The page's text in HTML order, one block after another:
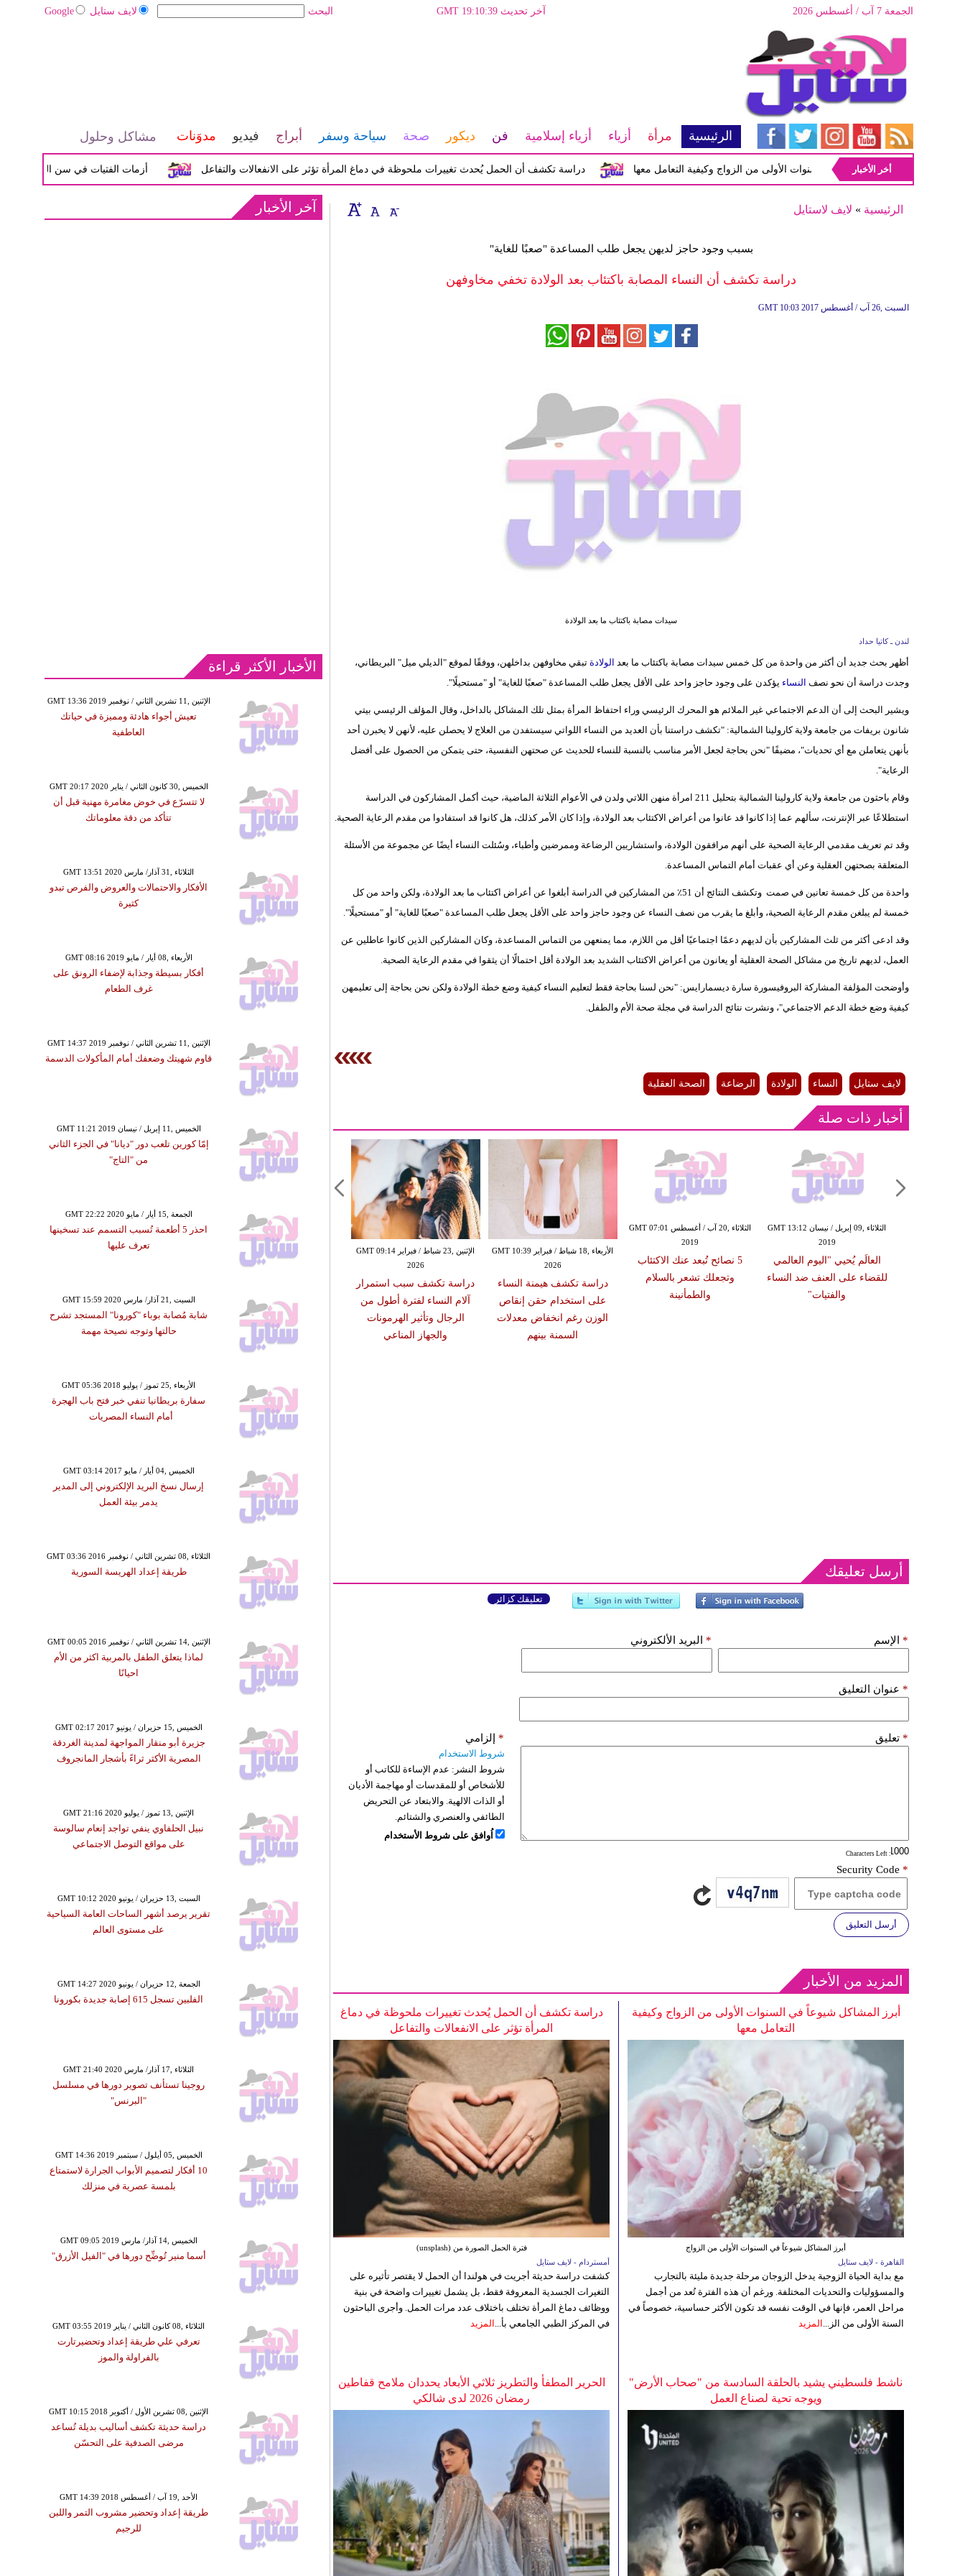
لايف ستايل Google البحث آخر تحديث GMT 19:10:39 الجمعة 7 آب / أغسطس 2026
الرئيسية مرأة أزياء أزياء إسلامية فن ديكور صحة سياحة وسفر أبراج فيديو مدوَنات مشاكل وحلول
أزمات الفتيات في سن المراهقة بين دراسة تكشف أن الحمل يُحدث تغييرات ملحوظة في دماغ المرأة تؤثر على الانفعالات والتفاعل أبرز المشاكل شيوعاً في السنوات الأولى من الزواج وكيفية التعامل معها
أخر الأخبار
الرئيسية » لايف لاستايل
بسبب وجود حاجز لديهن يجعل طلب المساعدة "صعبًا للغاية"
دراسة تكشف أن النساء المصابة باكتئاب بعد الولادة تخفي مخاوفهن
GMT 10:03 2017 السبت ,26 آب / أغسطس
سيدات مصابة باكتئاب ما بعد الولادة
لندن ـ كاتيا حداد
أظهر بحث جديد أن أكثر من واحدة من كل خمس سيدات مصابة باكتئاب ما بعد الولادة تبقي مخاوفهن بداخلهن، ووفقًا لموقع "الديلي ميل" البريطاني،
وجدت دراسة أن نحو نصف النساء يؤكدن على وجود حاجز واحد على الأقل يجعل طلب المساعدة "صعبًا للغاية" أو "مستحيلًا".
ويشير البحث إلى أن الدعم الاجتماعي غير الملائم هو المحرك الرئيسي وراء احتفاظ المرأة بمثل تلك المشاكل بالداخل، وقال المؤلف الرئيسي بيتي
شانون بريفات من جامعة ولاية كارولينا الشمالية: "تكشف دراستنا بأن العديد من النساء اللواتي سيستفدن من العلاج لا يحصلن عليه، لأنهن لا يخبرن أحد
بأنهن يتعاملن مع أي تحديات"، مضيفًا "نحن بحاجة لجعل الأمر مناسب بالنسبة للنساء للحديث عن صحتهن النفسية، حتى يتمكن من الحصول على أفضل
الرعاية".
وقام باحثون من جامعة ولاية كارولينا الشمالية بتحليل 211 امرأة منهن اللاتي ولدن في الأعوام الثلاثة الماضية، حيث أكمل المشاركون في الدراسة
استطلاعًا عبر الإنترنت، سألهم عما إذا كانوا قد عانوا من أعراض الاكتئاب بعد الولادة، وإذا كان الأمر كذلك، هل كانوا قد استفادوا من مقدم الرعاية الصحية.
وقد تم تعريف مقدمي الرعاية الصحية على أنهم مرافقون الولادة، واستشاريين الرضاعة وممرضين وأطباء، وسُئلت النساء أيضًا عن مجموعة من الأسئلة
المتعلقة بصحتهن العقلية وعن أي عقبات أمام التماس المساعدة.
واحدة من كل خمسة تعانين في صمت وتكشف النتائج أن 51٪ من المشاركين في الدراسة أبلغوا عن أعراض اكتئاب ما بعد الولادة، ولكن واحد من كل
خمسة لم يبلغن مقدم الرعاية الصحية، وأبلغ ما يقرب من نصف النساء عن وجود حاجز واحد على الأقل يجعل طلب المساعدة "صعبًا للغاية" أو "مستحيلًا".
وقد ادعى أكثر من ثلث المشاركين بأن لديهم دعمًا اجتماعيًا أقل من اللازم، مما يمنعهن من التماس المساعدة، وكان المشاركين الذين كانوا عاطلين عن
العمل، لديهم تاريخ من مشاكل الصحة العقلية أو يعانون من أعراض الاكتئاب الشديد بعد الولادة أقل احتمالًا أن يثقوا في مقدم الرعاية الصحية.
وأوضحت المؤلفة المشاركة البروفيسورة سارة ديسمارايس: "نحن لسنا بحاجة فقط لتعليم النساء كيفية وضع خطة الولادة ولكن نحن بحاجة إلى تعليمهن
كيفية وضع خطة الدعم الاجتماعي"، ونشرت نتائج الدراسة في مجلة صحة الأم والطفل.
لايف ستايل النساء الولادة الرضاعة الصحة العقلية
أخبار ذات صلة
الإثنين ,23 شباط / فبراير GMT 09:14
2026
دراسة تكشف سبب استمرار
آلام النساء لفترة أطول من
الرجال وتأثير الهرمونات
والجهاز المناعي
الأربعاء ,18 شباط / فبراير GMT 10:39
2026
دراسة تكشف هيمنة النساء
على استخدام حقن إنقاص
الوزن رغم انخفاض معدلات
السمنة بينهم
الثلاثاء ,20 آب / أغسطس GMT 07:01
2019
5 نصائح تُبعد عنك الاكتئاب
وتجعلك تشعر بالسلام
والطمأنينة
الثلاثاء ,09 إبريل / نيسان GMT 13:12
2019
العالَم يُحيي "اليوم العالمي
للقضاء على العنف ضد النساء
والفتيات"
أرسل تعليقك
تعليقك كزائر
الإسم * البريد الألكتروني *
عنوان التعليق *
تعليق *
: Characters Left
إلزامي *
شروط الاستخدام
شروط النشر: عدم الإساءة للكاتب أو
للأشخاص أو للمقدسات أو مهاجمة الأديان
أو الذات الالهية. والابتعاد عن التحريض
الطائفي والعنصري والشتائم.
اُوافق على شروط الأستخدام
Security Code *
أرسل التعليق
المزيد من الأخبار
دراسة تكشف أن الحمل يُحدث تغييرات ملحوظة في دماغ
المرأة تؤثر على الانفعالات والتفاعل
فترة الحمل الصورة من (unsplash)
أمستردام - لايف ستايل
كشفت دراسة حديثة أجريت في هولندا أن الحمل لا يقتصر تأثيره على
التغيرات الجسدية المعروفة فقط، بل يشمل تغييرات واضحة في بنية
ووظائف دماغ المرأة تختلف باختلاف عدد مرات الحمل. وأجرى الباحثون
في المركز الطبي الجامعي بأ... المزيد
أبرز المشاكل شيوعاً في السنوات الأولى من الزواج وكيفية
التعامل معها
أبرز المشاكل شيوعاً في السنوات الأولى من الزواج
القاهرة - لايف ستايل
مع بداية الحياة الزوجية يدخل الزوجان مرحلة جديدة مليئة بالتجارب
والمسؤوليات والتحديات المختلفة. ورغم أن هذه الفترة تُعد من أجمل
مراحل العمر، فإنها في الوقت نفسه قد تكون الأكثر حساسية، خصوصاً في
السنة الأولى من الز... المزيد
الحرير المطفأ والتطريز ثلاثي الأبعاد يحددان ملامح قفاطين
رمضان 2026 لدى شالكي
ناشط فلسطيني يشيد بالحلقة السادسة من "صحاب الأرض"
ويوجه تحية لصناع العمل
آخر الأخبار
الأخبار الأكثر قراءة
GMT 13:36 2019 الإثنين ,11 تشرين الثاني / نوفمبر
تعيش أجواء هادئة ومميزة في حياتك
العاطفية
GMT 20:17 2020 الخميس ,30 كانون الثاني / يناير
لا تتسرّع في خوض مغامرة مهنية قبل أن
تتأكد من دقة معلوماتك
GMT 13:51 2020 الثلاثاء ,31 آذار/ مارس
الأفكار والاحتمالات والعروض والفرص تبدو
كثيرة
GMT 08:16 2019 الأربعاء ,08 أيار / مايو
أفكار بسيطة وجذابة لإضفاء الرونق على
غرف الطعام
GMT 14:37 2019 الإثنين ,11 تشرين الثاني / نوفمبر
قاوم شهيتك وضعفك أمام المأكولات الدسمة
GMT 11:21 2019 الخميس ,11 إبريل / نيسان
إمّا كورين تلعب دور "ديانا" في الجزء الثاني
من "التاج"
GMT 22:22 2020 الجمعة ,15 أيار / مايو
احذر 5 أطعمة تُسبب التسمم عند تسخينها
تعرف عليها
GMT 15:59 2020 السبت ,21 آذار/ مارس
شابة مُصابة بوباء "كورونا" المستجد تشرح
حالتها وتوجه نصيحة مهمة
GMT 05:36 2018 الأربعاء ,25 تموز / يوليو
سفارة بريطانيا تنفي خبر فتح باب الهجرة
أمام النساء المصريات
GMT 03:14 2017 الخميس ,04 أيار / مايو
إرسال نسخ البريد الإلكتروني إلى المدير
يدمر بيئة العمل
GMT 03:36 2016 الثلاثاء ,08 تشرين الثاني / نوفمبر
طريقة إعداد الهريسة السورية
GMT 00:05 2016 الإثنين ,14 تشرين الثاني / نوفمبر
لماذا يتعلق الطفل بالمربية اكثر من الأم
احيانًا
GMT 02:17 2017 الخميس ,15 حزيران / يونيو
جزيرة أبو منقار المواجهة لمدينة الغردقة
المصرية الأكثر ثراءً بأشجار المانجروف
GMT 21:16 2020 الإثنين ,13 تموز / يوليو
نبيل الحلفاوي ينفي تواجد إنعام سالوسة
على مواقع التوصل الاجتماعي
GMT 10:12 2020 السبت ,13 حزيران / يونيو
تقرير يرصد أشهر الساحات العامة السياحية
على مستوى العالم
GMT 14:27 2020 الجمعة ,12 حزيران / يونيو
الفلبين تسجل 615 إصابة جديدة بكورونا
GMT 21:40 2020 الثلاثاء ,17 آذار/ مارس
روجينا تستأنف تصوير دورها في مسلسل
"البرنس"
GMT 14:36 2019 الخميس ,05 أيلول / سبتمبر
10 أفكار لتصميم الأبواب الجرارة لاستمتاع
بلمسة عصرية في منزلك
GMT 09:05 2019 الخميس ,14 آذار/ مارس
أسما منير تُوضِّح دورها في "الفيل الأزرق"
GMT 03:55 2019 الثلاثاء ,08 كانون الثاني / يناير
تعرفي علي طريقة إعداد وتحضيرتارت
بالفراولة والموز
GMT 10:15 2018 الإثنين ,08 تشرين الأول / أكتوبر
دراسة حديثة تكشف أساليب بديلة تُساعد
مرضى الصدفية على التحسّن
GMT 14:39 2018 الأحد ,19 آب / أغسطس
طريقة إعداد وتحضير مشروب التمر واللبن
للرجيم